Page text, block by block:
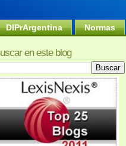
DIPrArgentina Normas
en este blog